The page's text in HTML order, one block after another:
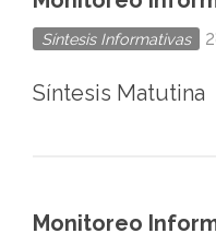
Síntesis Informativas
Síntesis Matutina
Monitoreo